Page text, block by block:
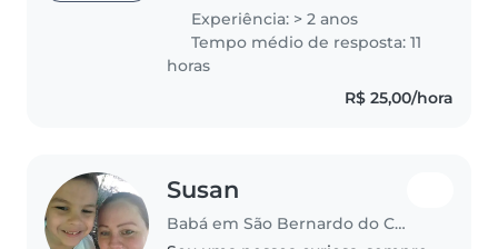
crianças de idade entre 1 e 7
anos. Já cuidei de uma neném
de 8 meses..
Experiência: > 2 anos
Tempo médio de resposta: 11
horas
R$ 25,00/hora
Susan
Babá em São Bernardo do Campo